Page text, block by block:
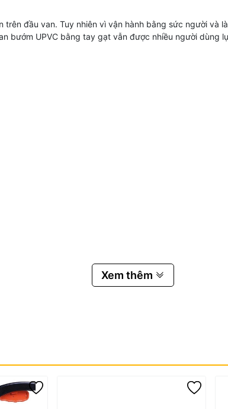
đầu van. Tuy nhiên vì vận hành bằng sức người và
bướm UPVC bằng tay gạt vẫn được nhiều người dùng
Có nhiệm vụ liên kết van trên đường ống là bộ phận
có nhiệm vụ tạo độ kín, chống rò rỉ nước ra bên ngoài
ống và song song với thân Van . Làm ngưng dòng
Xem thêm